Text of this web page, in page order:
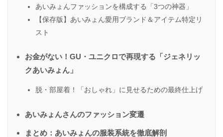
あいみょんファッションを構成する「3つの神器」
【保存版】あいみょん愛用ブランド＆アイテム特定リ
スト
お金がない！GU・ユニクロで再現する「ジェネリッ
クあいみょん」
脱・部屋着！「おしゃれ」に見せるための最終仕上げ
あいみょんさんのファッション変遷
まとめ：あいみょんの服装系統を徹底解剖